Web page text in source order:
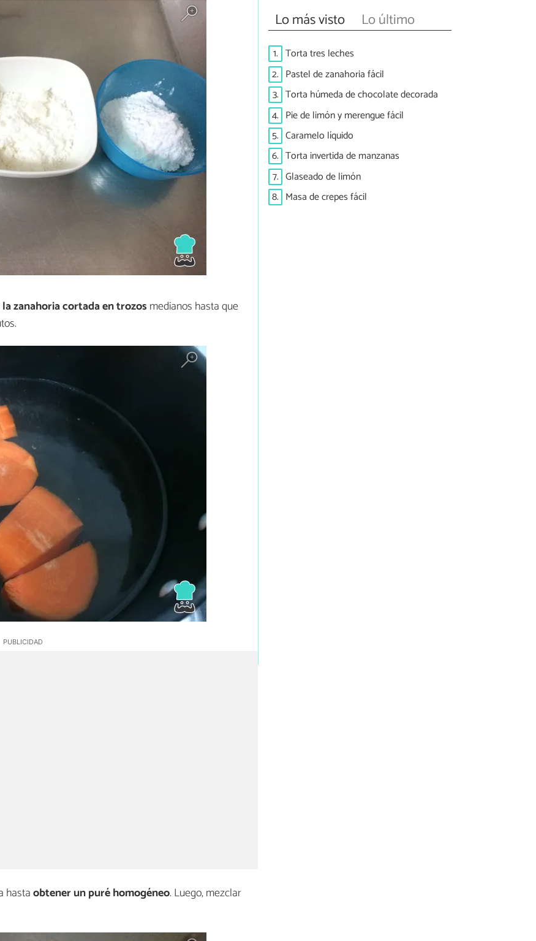
zanahoria cortada en trozos medianos hasta que
hastaobtener un puré homogéneo. Luego, mezclar
Lo más visto Lo último
1. Torta tres leches
2. Pastel de zanahoria fácil
3. Torta húmeda de chocolate decorada
4. Pie de limón y merengue fácil
5. Caramelo líquido
6. Torta invertida de manzanas
7. Glaseado de limón
8. Masa de crepes fácil